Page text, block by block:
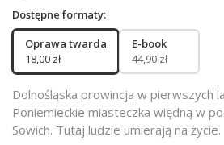
Dostępne formaty:
Oprawa twarda
18,00 zł
E-book
44,90 zł
Dolnośląska prowincja w pierwszych
Poniemieckie miasteczka więdną w
Sowich. Tutaj ludzie umierają na życie.